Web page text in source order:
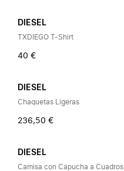
DIESEL
TXDIEGO T-Shirt
40 €
DIESEL
Chaquetas Ligeras
236,50 €
DIESEL
Camisa con Capucha a Cuadros